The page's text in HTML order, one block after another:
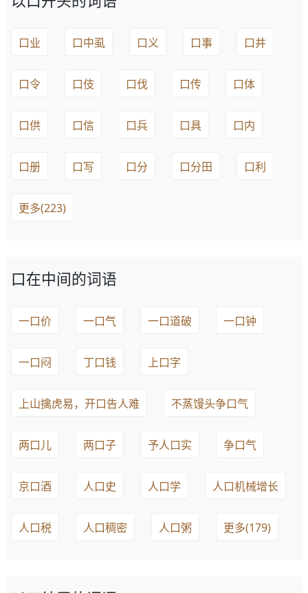
口业 口中虱 口义 口事 口井
口令 口伎 口伐 口传 口体
口供 口信 口兵 口具 口内
口册 口写 口分 口分田 口利
更多(223)
口在中间的词语
一口价 一口气 一口道破 一口钟
一口闷 丁口钱 上口字
上山擒虎易，开口告人难 不蒸馒头争口气
两口儿 两口子 予人口实 争口气
京口酒 人口史 人口学 人口机械增长
人口税 人口稠密 人口粥 更多(179)